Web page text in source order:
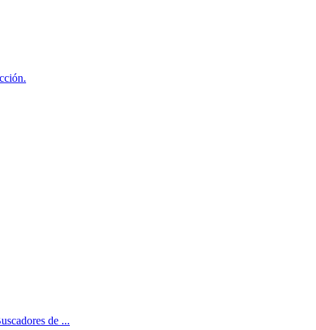
de ...